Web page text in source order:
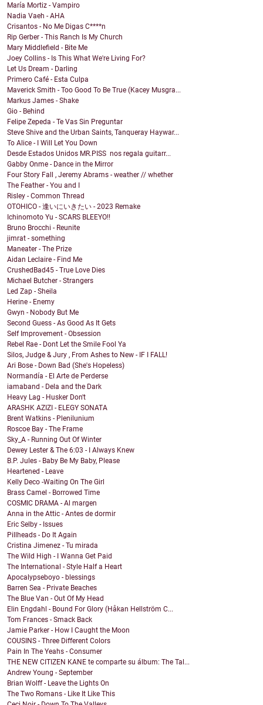
María Mortiz - Vampiro
Nadia Vaeh - AHA
Crisantos - No Me Digas C****n
Rip Gerber - This Ranch Is My Church
Mary Middlefield - Bite Me
Joey Collins - Is This What We're Living For?
Let Us Dream - Darling
Primero Café - Esta Culpa
Maverick Smith - Too Good To Be True (Kacey Musgra...
Markus James - Shake
Gio - Behind
Felipe Zepeda - Te Vas Sin Preguntar
Steve Shive and the Urban Saints, Tanqueray Haywar...
To Alice - I Will Let You Down
Desde Estados Unidos MR.PISS nos regala guitarr...
Gabby Onme - Dance in the Mirror
Four Story Fall , Jeremy Abrams - weather // whether
The Feather - You and I
Risley - Common Thread
OTOHICO - 逢いにいきたい - 2023 Remake
Ichinomoto Yu - SCARS BLEEYO!!
Bruno Brocchi - Reunite
jimrat - something
Maneater - The Prize
Aidan Leclaire - Find Me
CrushedBad45 - True Love Dies
Michael Butcher - Strangers
Led Zap - Sheila
Herine - Enemy
Gwyn - Nobody But Me
Second Guess - As Good As It Gets
Self Improvement - Obsession
Rebel Rae - Dont Let the Smile Fool Ya
Silos, Judge & Jury , From Ashes to New - IF I FALL!
Ari Bose - Down Bad (She's Hopeless)
Normandía - El Arte de Perderse
iamaband - Dela and the Dark
Heavy Lag - Husker Don't
ARASHK AZIZI - ELEGY SONATA
Brent Watkins - Plenilunium
Roscoe Bay - The Frame
Sky_A - Running Out Of Winter
Dewey Lester & The 6:03 - I Always Knew
B.P. Jules - Baby Be My Baby, Please
Heartened - Leave
Kelly Deco -Waiting On The Girl
Brass Camel - Borrowed Time
COSMIC DRAMA - Al margen
Anna in the Attic - Antes de dormir
Eric Selby - Issues
Pillheads - Do It Again
Cristina Jimenez - Tu mirada
The Wild High - I Wanna Get Paid
The International - Style Half a Heart
Apocalypseboyo - blessings
Barren Sea - Private Beaches
The Blue Van - Out Of My Head
Elin Engdahl - Bound For Glory (Håkan Hellström C...
Tom Frances - Smack Back
Jamie Parker - How I Caught the Moon
COUSINS - Three Different Colors
Pain In The Yeahs - Consumer
THE NEW CITIZEN KANE te comparte su álbum: The Tal...
Andrew Young - September
Brian Wolff - Leave the Lights On
The Two Romans - Like It Like This